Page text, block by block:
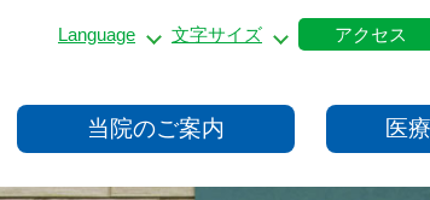
Language 文字サイズ アクセス
当院のご案内 医